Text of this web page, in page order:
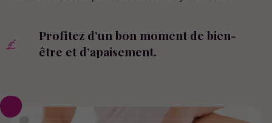
​​​​Profitez d’un bon moment de bien-
être et d’apaisement.